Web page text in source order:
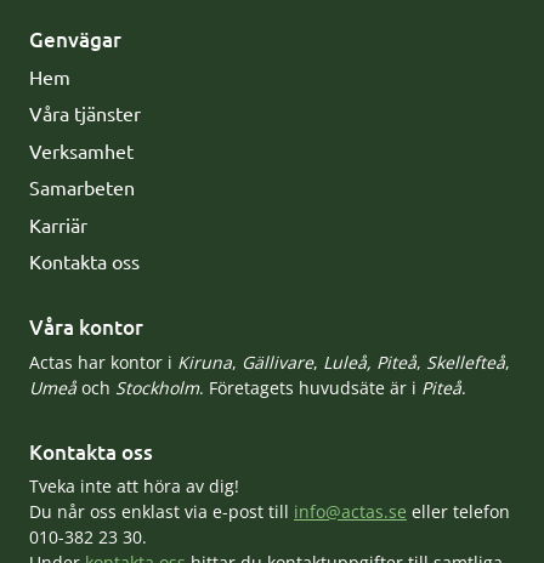
Genvägar
Hem
Våra tjänster
Verksamhet
Samarbeten
Karriär
Kontakta oss
Våra kontor
Actas har kontor i Kiruna, Gällivare, Luleå, Piteå, Skellefteå,
Umeå och Stockholm. Företagets huvudsäte är i Piteå.
Kontakta oss
Tveka inte att höra av dig!
Du når oss enklast via e-post till info@actas.se eller telefon
010-382 23 30.